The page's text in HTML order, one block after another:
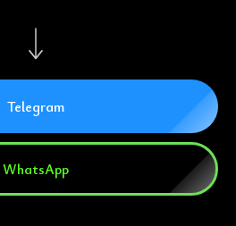
Telegram
WhatsApp